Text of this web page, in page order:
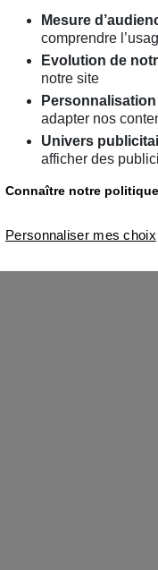
Mesure
comprendre
Evolution de
notre site
adapter nos
Univers
afficher des
Connaître notre
Personnaliser mes choix